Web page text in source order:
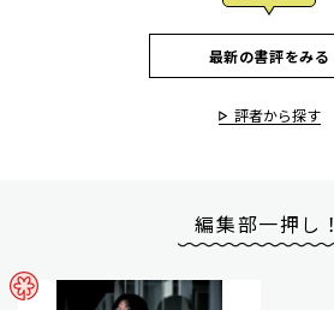
最新の書評をみる
評者から探す
編集部一押し！